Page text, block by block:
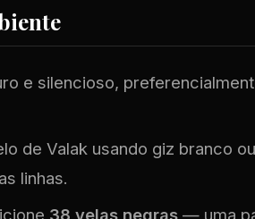
e silencioso,
de Valak usando giz branco
linhas.
38 velas negras — uma